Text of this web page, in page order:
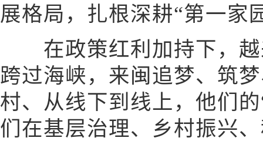
展格局，扎根深耕“第一家
在政策红利加持下，越
跨过海峡，来闽追梦、筑
村、从线下到线上，他们
们在基层治理、乡村振兴